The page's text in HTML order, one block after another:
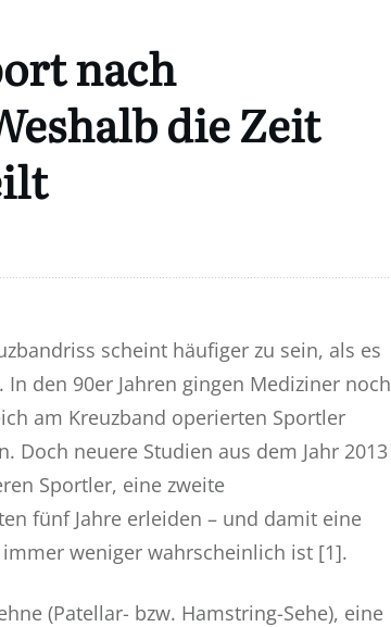
nach
die Zeit
scheint häufiger zu sein, als es
den 90er Jahren gingen Mediziner noch
am Kreuzband operierten Sportler
Doch neuere Studien aus dem Jahr 2013
Sportler, eine zweite
fünf Jahre erleiden – und damit eine
weniger wahrscheinlich ist [1].
(Patellar- bzw. Hamstring-Sehe), eine